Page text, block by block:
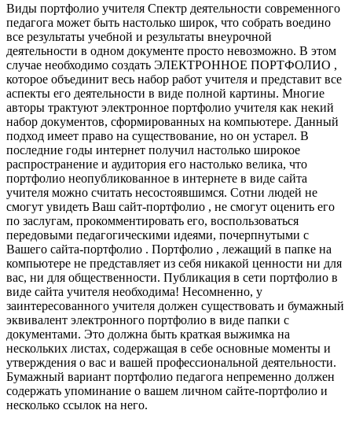
Виды портфолио учителя Спектр деятельности современного
педагога может быть настолько широк, что собрать воедино
все результаты учебной и результаты внеурочной
деятельности в одном документе просто невозможно. В этом
случае необходимо создать ЭЛЕКТРОННОЕ ПОРТФОЛИО ,
которое объединит весь набор работ учителя и представит все
аспекты его деятельности в виде полной картины. Многие
авторы трактуют электронное портфолио учителя как некий
набор документов, сформированных на компьютере. Данный
подход имеет право на существование, но он устарел. В
последние годы интернет получил настолько широкое
распространение и аудитория его настолько велика, что
портфолио неопубликованное в интернете в виде сайта
учителя можно считать несостоявшимся. Сотни людей не
смогут увидеть Ваш сайт-портфолио , не смогут оценить его
по заслугам, прокомментировать его, воспользоваться
передовыми педагогическими идеями, почерпнутыми с
Вашего сайта-портфолио . Портфолио , лежащий в папке на
компьютере не представляет из себя никакой ценности ни для
вас, ни для общественности. Публикация в сети портфолио в
виде сайта учителя необходима! Несомненно, у
заинтересованного учителя должен существовать и бумажный
эквивалент электронного портфолио в виде папки с
документами. Это должна быть краткая выжимка на
нескольких листах, содержащая в себе основные моменты и
утверждения о вас и вашей профессиональной деятельности.
Бумажный вариант портфолио педагога непременно должен
содержать упоминание о вашем личном сайте-портфолио и
несколько ссылок на него.